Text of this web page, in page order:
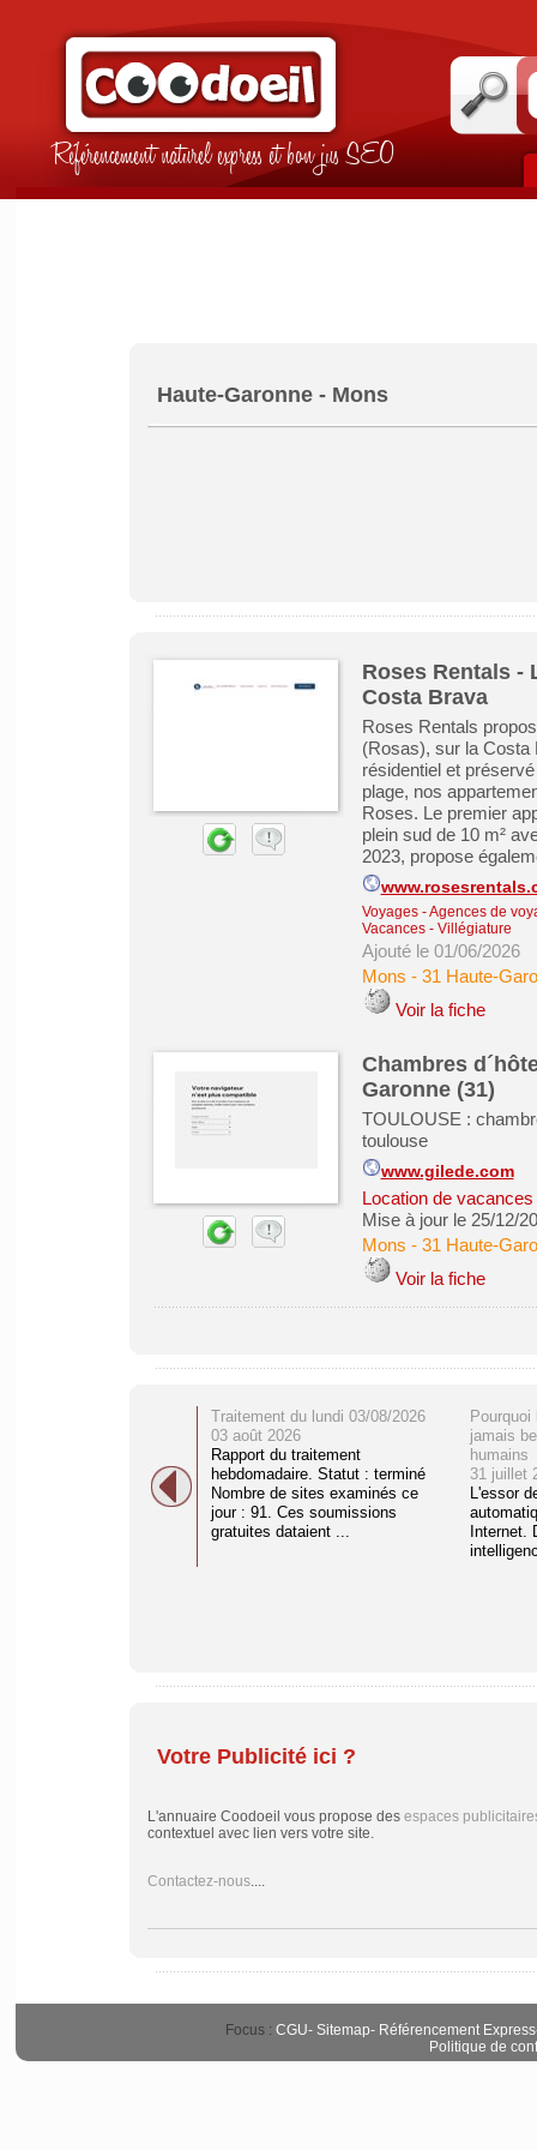
Référencement naturel express et bon jus SEO
Haute-Garonne - Mons
Roses Rentals -
Costa Brava
Roses Rentals
(Rosas), sur la Costa
résidentiel et
plage, nos
Roses. Le premier
plein sud de 10 m²
2023, propose
Voyages - Agences de
Vacances - Villégiature
Ajouté le 01/06/2026
Mons - 31 Haute-
Voir la fiche
Chambres
Garonne (31)
TOULOUSE :
toulouse
www.gilede.com
Location de
Mise à jour le 25/12/
Mons - 31 Haute-
Voir la fiche
Traitement du lundi 03/08/2026
03 août 2026
Rapport du traitement
hebdomadaire. Statut : terminé
Nombre de sites examinés ce
jour : 91. Ces soumissions
gratuites dataient ...
jamais
humains
31 juillet
L'essor
Internet.
Votre Publicité ici ?
L'annuaire Coodoeil vous propose des espaces
contextuel avec lien vers votre site.
Contactez-nous....
Focus : CGU- Sitemap- Référencement Express
Politique de